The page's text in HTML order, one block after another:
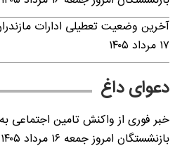
آخرین وضعیت تعطیلی ادارات
۱۷ مرداد ۱۴۰۵
دعوای داغ
خبر فوری از واکنش تامین اجتماعی
بازنشستگان امروز جمعه ۱۶ مرداد ۱۴۰۵